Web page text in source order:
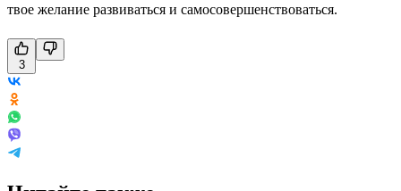
твое желание развиваться и самосовершенствоваться.
3